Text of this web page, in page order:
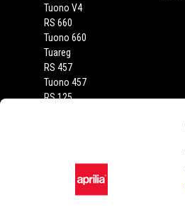
Tuono V4
RS 660
Tuono 660
Tuareg
RS 457
Tuono 457
RS 125